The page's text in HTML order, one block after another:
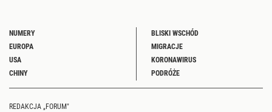
NUMERY
EUROPA
USA
CHINY
BLISKI WSCHÓD
MIGRACJE
KORONAWIRUS
PODRÓŻE
REDAKCJA „FORUM"